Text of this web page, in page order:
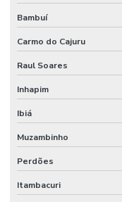
Bambuí
Carmo do Cajuru
Raul Soares
Inhapim
Ibiá
Muzambinho
Perdões
Itambacuri